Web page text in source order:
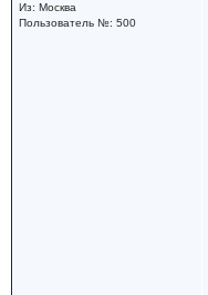
Из: Москва
Пользователь №: 500